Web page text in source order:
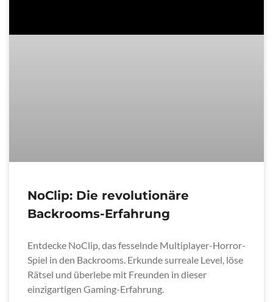
NoClip: Die revolutionäre
Backrooms-Erfahrung
Entdecke NoClip, das fesselnde Multiplayer-Horror-
Spiel in den Backrooms. Erkunde surreale Level, löse
Rätsel und überlebe mit Freunden in dieser
einzigartigen Gaming-Erfahrung.